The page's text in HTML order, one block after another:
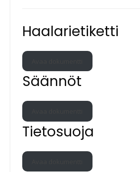
Haalarietiketti
Säännöt
Tietosuoja